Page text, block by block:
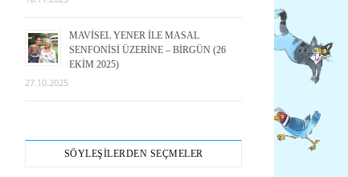
MAVİSEL YENER İLE MASAL
SENFONİSİ ÜZERİNE – BİRGÜN (26
EKİM 2025)
27.10.2025
SÖYLEŞİLERDEN SEÇMELER